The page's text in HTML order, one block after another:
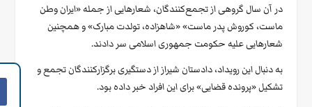
در آن سال گروهی از تجمع‌کنندگان، شعارهایی از جمله «ایران وطن
ماست، کوروش پدر ماست» «شاهزاده، تولدت مبارک» و همچنین
شعارهایی علیه حکومت جمهوری اسلامی سر دادند.
به دنبال این رویداد، دادستان شیراز از دستگیری برگزارکنندگان تجمع و
تشکیل «پرونده قضایی» برای این افراد خبر داده بود.